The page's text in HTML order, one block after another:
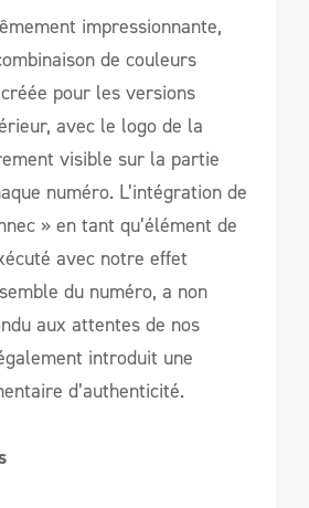
impressionnante,
de couleurs
pour les versions
avec le logo de la
visible sur la partie
numéro. L’intégration de
» en tant qu’élément de
avec notre effet
du numéro, a non
aux attentes de nos
introduit une
d’authenticité.